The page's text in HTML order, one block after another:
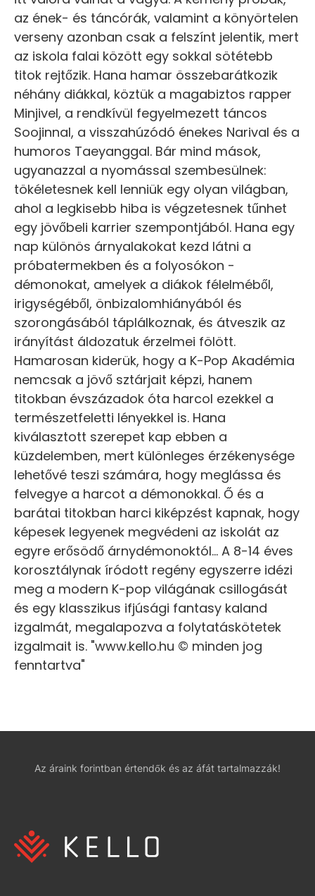
az ének- és táncórák, valamint a könyörtelen
verseny azonban csak a felszínt jelentik, mert
az iskola falai között egy sokkal sötétebb
titok rejtőzik. Hana hamar összebarátkozik
néhány diákkal, köztük a magabiztos rapper
Minjivel, a rendkívül fegyelmezett táncos
Soojinnal, a visszahúzódó énekes Narival és a
humoros Taeyanggal. Bár mind mások,
ugyanazzal a nyomással szembesülnek:
tökéletesnek kell lenniük egy olyan világban,
ahol a legkisebb hiba is végzetesnek tűnhet
egy jövőbeli karrier szempontjából. Hana egy
nap különös árnyalakokat kezd látni a
próbatermekben és a folyosókon -
démonokat, amelyek a diákok félelméből,
irigységéből, önbizalomhiányából és
szorongásából táplálkoznak, és átveszik az
irányítást áldozatuk érzelmei fölött.
Hamarosan kiderük, hogy a K-Pop Akadémia
nemcsak a jövő sztárjait képzi, hanem
titokban évszázadok óta harcol ezekkel a
természetfeletti lényekkel is. Hana
kiválasztott szerepet kap ebben a
küzdelemben, mert különleges érzékenysége
lehetővé teszi számára, hogy meglássa és
felvegye a harcot a démonokkal. Ő és a
barátai titokban harci kiképzést kapnak, hogy
képesek legyenek megvédeni az iskolát az
egyre erősödő árnydémonoktól... A 8-14 éves
korosztálynak íródott regény egyszerre idézi
meg a modern K-pop világának csillogását
és egy klasszikus ifjúsági fantasy kaland
izgalmát, megalapozva a folytatáskötetek
izgalmait is. "www.kello.hu © minden jog
fenntartva"
Az áraink forintban értendők és az áfát tartalmazzák!